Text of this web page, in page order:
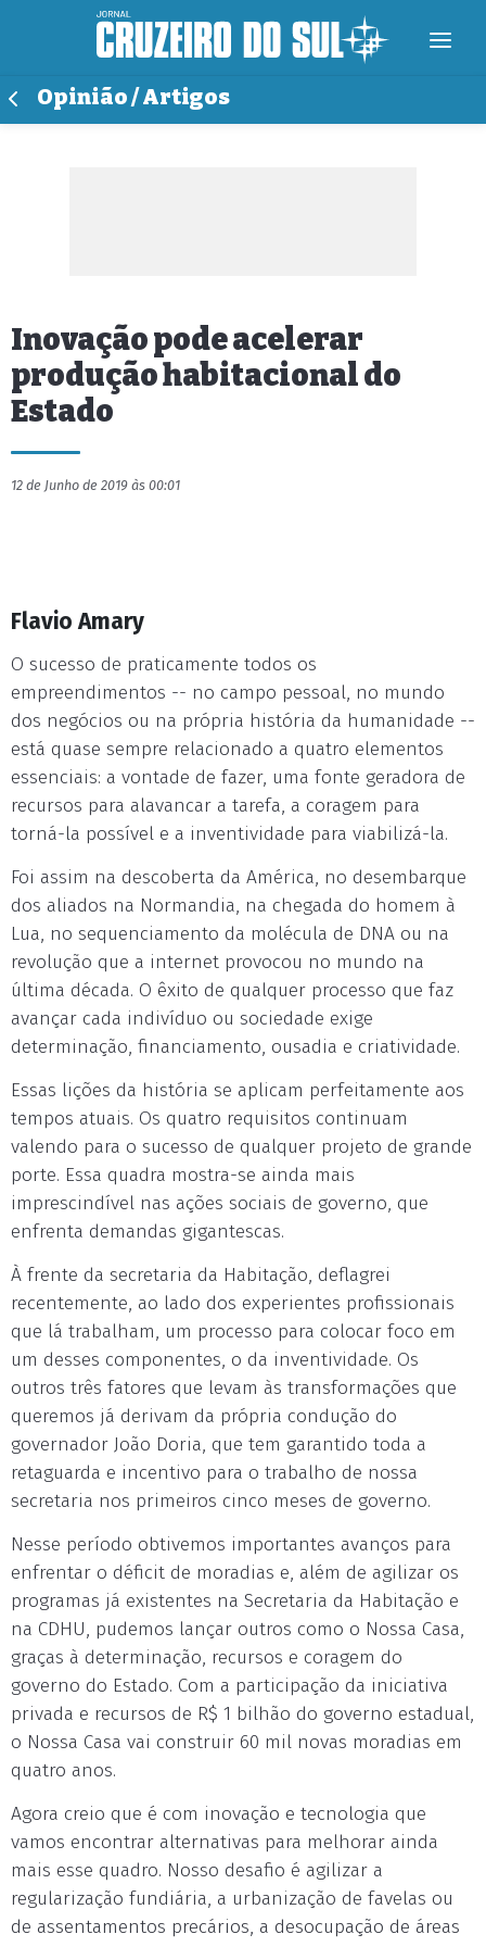
Opinião / Artigos
Inovação pode acelerar
produção habitacional do
Estado
12 de Junho de 2019 às 00:01
Flavio Amary
O sucesso de praticamente todos os
empreendimentos -- no campo pessoal, no mundo
dos negócios ou na própria história da humanidade --
está quase sempre relacionado a quatro elementos
essenciais: a vontade de fazer, uma fonte geradora de
recursos para alavancar a tarefa, a coragem para
torná-la possível e a inventividade para viabilizá-la.
Foi assim na descoberta da América, no desembarque
dos aliados na Normandia, na chegada do homem à
Lua, no sequenciamento da molécula de DNA ou na
revolução que a internet provocou no mundo na
última década. O êxito de qualquer processo que faz
avançar cada indivíduo ou sociedade exige
determinação, financiamento, ousadia e criatividade.
Essas lições da história se aplicam perfeitamente aos
tempos atuais. Os quatro requisitos continuam
valendo para o sucesso de qualquer projeto de grande
porte. Essa quadra mostra-se ainda mais
imprescindível nas ações sociais de governo, que
enfrenta demandas gigantescas.
À frente da secretaria da Habitação, deflagrei
recentemente, ao lado dos experientes profissionais
que lá trabalham, um processo para colocar foco em
um desses componentes, o da inventividade. Os
outros três fatores que levam às transformações que
queremos já derivam da própria condução do
governador João Doria, que tem garantido toda a
retaguarda e incentivo para o trabalho de nossa
secretaria nos primeiros cinco meses de governo.
Nesse período obtivemos importantes avanços para
enfrentar o déficit de moradias e, além de agilizar os
programas já existentes na Secretaria da Habitação e
na CDHU, pudemos lançar outros como o Nossa Casa,
graças à determinação, recursos e coragem do
governo do Estado. Com a participação da iniciativa
privada e recursos de R$ 1 bilhão do governo estadual,
o Nossa Casa vai construir 60 mil novas moradias em
quatro anos.
Agora creio que é com inovação e tecnologia que
vamos encontrar alternativas para melhorar ainda
mais esse quadro. Nosso desafio é agilizar a
regularização fundiária, a urbanização de favelas ou
de assentamentos precários, a desocupação de áreas